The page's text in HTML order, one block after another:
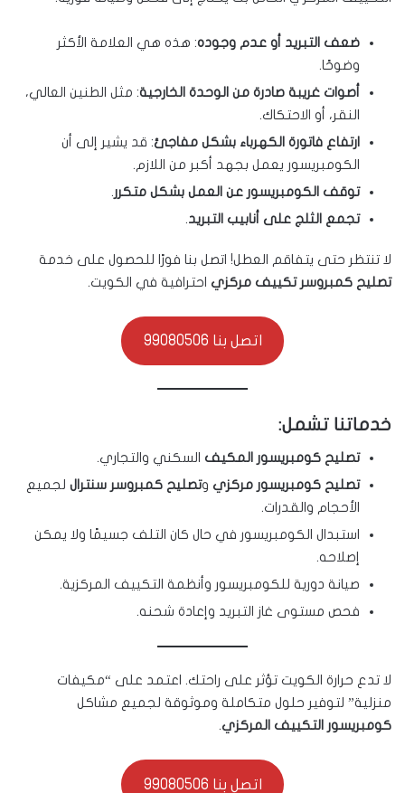
ضعف التبريد أو عدم وجوده: هذه هي العلامة الأكثر
وضوحًا.
أصوات غريبة صادرة من الوحدة الخارجية: مثل الطنين العالي،
النقر، أو الاحتكاك.
ارتفاع فاتورة الكهرباء بشكل مفاجئ: قد يشير إلى أن
الكومبريسور يعمل بجهد أكبر من اللازم.
توقف الكومبريسور عن العمل بشكل متكرر.
تجمع الثلج على أنابيب التبريد.
لا تنتظر حتى يتفاقم العطل! اتصل بنا فورًا للحصول على خدمة
تصليح كمبروسر تكييف مركزي احترافية في الكويت.
اتصل بنا 99080506
خدماتنا تشمل:
تصليح كومبريسور المكيف السكني والتجاري.
تصليح كومبريسور مركزي وتصليح كمبروسر سنترال لجميع
الأحجام والقدرات.
استبدال الكومبريسور في حال كان التلف جسيمًا ولا يمكن
إصلاحه.
صيانة دورية للكومبريسور وأنظمة التكييف المركزية.
فحص مستوى غاز التبريد وإعادة شحنه.
لا تدع حرارة الكويت تؤثر على راحتك. اعتمد على “مكيفات
منزلية” لتوفير حلول متكاملة وموثوقة لجميع مشاكل
كومبريسور التكييف المركزي.
اتصل بنا 99080506